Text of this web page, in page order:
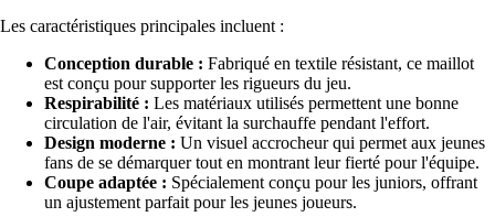
Les caractéristiques principales incluent :
Conception durable : Fabriqué en textile résistant, ce maillot
est conçu pour supporter les rigueurs du jeu.
Respirabilité : Les matériaux utilisés permettent une bonne
circulation de l'air, évitant la surchauffe pendant l'effort.
Design moderne : Un visuel accrocheur qui permet aux jeunes
fans de se démarquer tout en montrant leur fierté pour l'équipe.
Coupe adaptée : Spécialement conçu pour les juniors, offrant
un ajustement parfait pour les jeunes joueurs.